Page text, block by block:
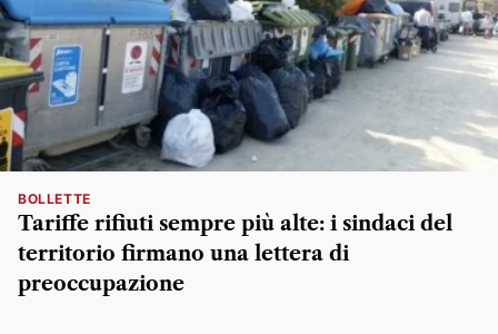
BOLLETTE
Tariffe rifiuti sempre più alte: i sindaci del
territorio firmano una lettera di
preoccupazione